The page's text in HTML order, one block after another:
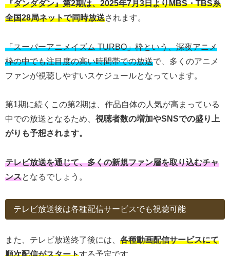
『ダンダダン』第2期は、2025年7月3日よりMBS・TBS系
全国28局ネットで同時放送されます。
「スーパーアニメイズム TURBO」枠という、深夜アニメ
枠の中でも注目度の高い時間帯での放送で、多くのアニメ
ファンが視聴しやすいスケジュールとなっています。
第1期に続くこの第2期は、作品自体の人気が高まっている
中での放送となるため、 視聴者数の増加やSNSでの盛り上
がりも予想されます。
テレビ放送を通じて、多くの新規ファン層を取り込むチャ
ンスとなるでしょう。
テレビ放送後は各種配信サービスでも視聴可能
また、テレビ放送終了後には、 各種動画配信サービスにて
順次配信がスタートする予定です。